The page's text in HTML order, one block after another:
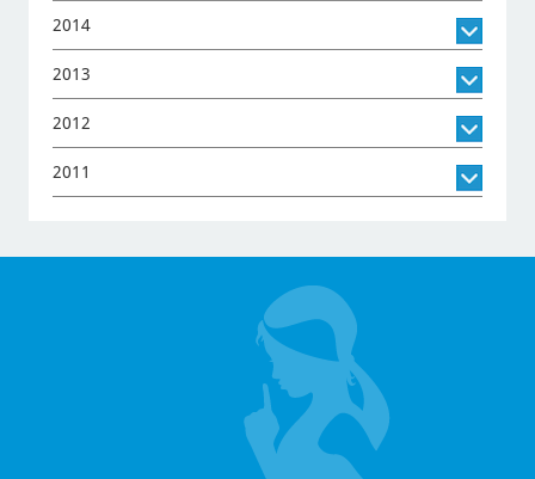
2014
2013
2012
2011